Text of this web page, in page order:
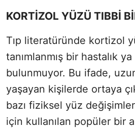
KORTİZOL YÜZÜ TIBBİ
Tıp literatüründe kortizol
tanımlanmış bir hastalık
bulunmuyor. Bu ifade,
yaşayan kişilerde ortaya
bazı fiziksel yüz
için kullanılan popüler bir